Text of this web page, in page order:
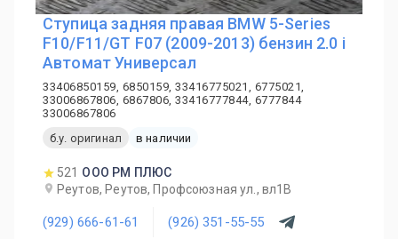
Ступица задняя правая BMW 5-Series
F10/F11/GT F07 (2009-2013) бензин 2.0 i
Автомат Универсал
33406850159, 6850159, 33416775021, 6775021,
33006867806, 6867806, 33416777844, 6777844
33006867806
б.у. оригинал
в наличии
521 ООО РМ ПЛЮС
Реутов, Реутов, Профсоюзная ул., вл1В
(929) 666-61-61 (926) 351-55-55